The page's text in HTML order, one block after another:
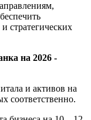
стратегических
на 2026 -
и активов на
соответственно.